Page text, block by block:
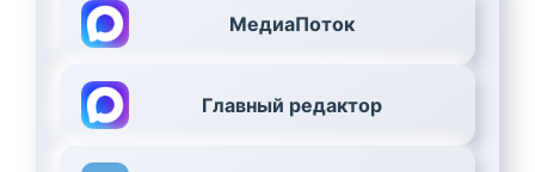
МедиаПоток
Главный редактор